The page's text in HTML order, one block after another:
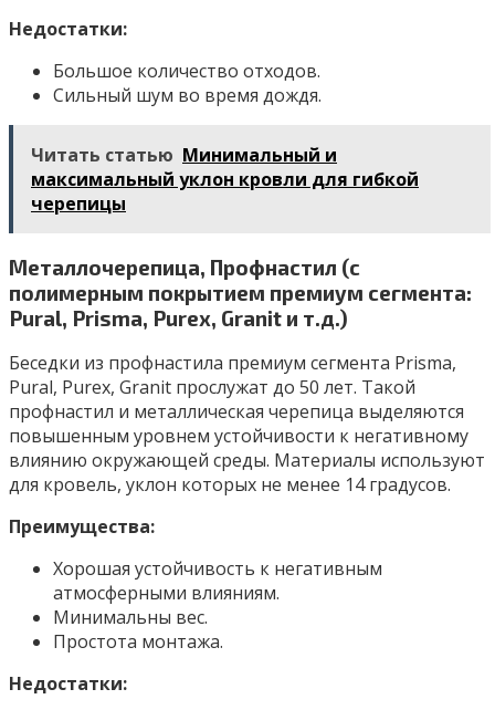
Недостатки:
Большое количество отходов.
Сильный шум во время дождя.
Читать статью Минимальный и
максимальный уклон кровли для гибкой
черепицы
Металлочерепица, Профнастил (с
полимерным покрытием премиум сегмента:
Pural, Prisma, Purex, Granit и т.д.)
Беседки из профнастила премиум сегмента Prisma,
Pural, Purex, Granit прослужат до 50 лет. Такой
профнастил и металлическая черепица выделяются
повышенным уровнем устойчивости к негативному
влиянию окружающей среды. Материалы используют
для кровель, уклон которых не менее 14 градусов.
Преимущества:
Хорошая устойчивость к негативным
атмосферными влияниям.
Минимальны вес.
Простота монтажа.
Недостатки: